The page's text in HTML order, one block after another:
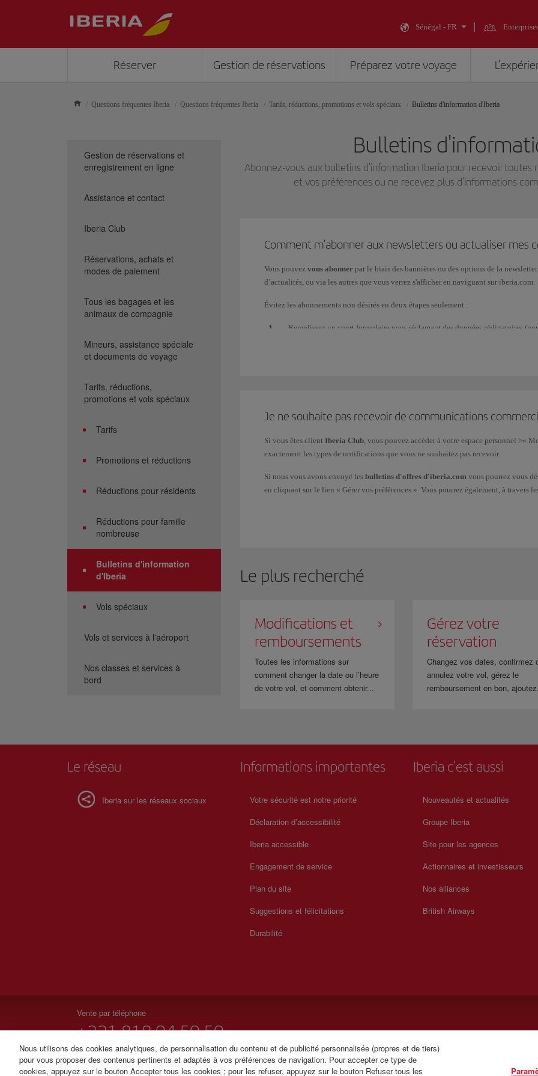
Sénégal - FR
Réserver Gestion de réservations Préparez votre voyage
Questions fréquentes Iberia Questions fréquentes Iberia Tarifs, réductions, promotions et vols spéciaux Bulletins d'information d'Iberia
Bulletins
Abonnez-vous aux bulletins d'information Iberia pour recevoir
et vos préférences ou ne recevez plus d'informations
Comment m’abonner aux newsletters ou actualiser mes
Vous pouvez vous abonner par le biais des bannières ou des options de la
d’actualités, ou via les autres que vous verrez s'afficher en naviguant sur iberia.com.
Évitez les abonnements non désirés en deux étapes seulement :
Remplissez un court formulaire vous réclamant des données obligatoires
pourrez bénéficier des avantages offerts aux clients Iberia.
De plus, si vous nous indiquez votre ville de départ et vos destinations préférées,
susceptibles de vous intéresser.
Vous pourrez mettre à jour vos coordonnées
ou modifier vos préférences dans la
Je ne souhaite pas recevoir de communications
Si vous êtes client Iberia Club, vous pouvez accéder à votre espace personnel >«
exactement les types de notifications que vous ne souhaitez pas recevoir.
Si nous vous avons envoyé les bulletins d'offres d'iberia.com vous pourrez vous
en cliquant sur le lien « Gérer vos préférences ». Vous pourrez également, à travers
vous demandera si vous souhaitez « Gérer vos préférences » ou « Annuler un
Le plus recherché
Modifications et
remboursements
Toutes les informations sur
comment changer la date ou l’heure
de votre vol, et comment obtenir...
Gérez votre
réservation
Changez vos dates, confirmez
annulez votre vol, gérez le
remboursement en bon,
Gestion de réservations et
enregistrement en ligne
Assistance et contact
Iberia Club
Réservations, achats et
modes de paiement
Tous les bagages et les
animaux de compagnie
Mineurs, assistance spéciale
et documents de voyage
Tarifs, réductions,
promotions et vols spéciaux
Tarifs
Promotions et réductions
Réductions pour résidents
Réductions pour famille
nombreuse
Bulletins d'information
d'Iberia
Vols spéciaux
Vols et services à l'aéroport
Nos classes et services à
bord
Le réseau
Iberia sur les réseaux sociaux
Informations importantes
Votre sécurité est notre priorité
Déclaration d’accessibilité
Iberia accessible
Engagement de service
Plan du site
Suggestions et félicitations
Durabilité
Iberia c'est aussi
Nouveautés et actualités
Groupe Iberia
Site pour les agences
Actionnaires et investisseurs
Nos alliances
British Airways
Vente par téléphone
+221 818 04 50 50
De 9 h à 18 h Lu-Ve français, espagnol, anglais, wolof (24 h/24 espagnol/anglais)
Nous utilisons des cookies analytiques, de personnalisation du contenu et de publicité personnalisée (propres et de tiers)
pour vous proposer des contenus pertinents et adaptés à vos préférences de navigation. Pour accepter ce type de
cookies, appuyez sur le bouton Accepter tous les cookies ; pour les refuser, appuyez sur le bouton Refuser tous les